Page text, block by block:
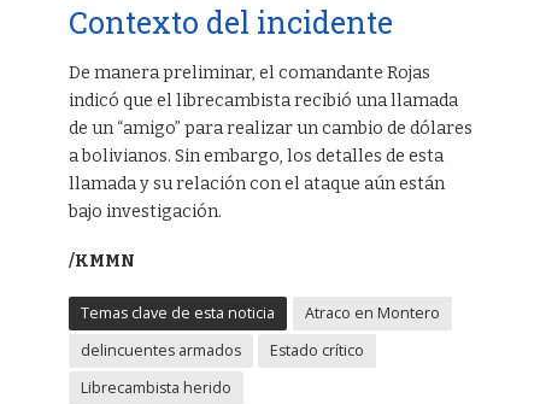
Contexto del incidente
De manera preliminar, el comandante Rojas
indicó que el librecambista recibió una llamada
de un “amigo” para realizar un cambio de dólares
a bolivianos. Sin embargo, los detalles de esta
llamada y su relación con el ataque aún están
bajo investigación.
/KMMN
Temas clave de esta noticia
Atraco en Montero
delincuentes armados
Estado crítico
Librecambista herido